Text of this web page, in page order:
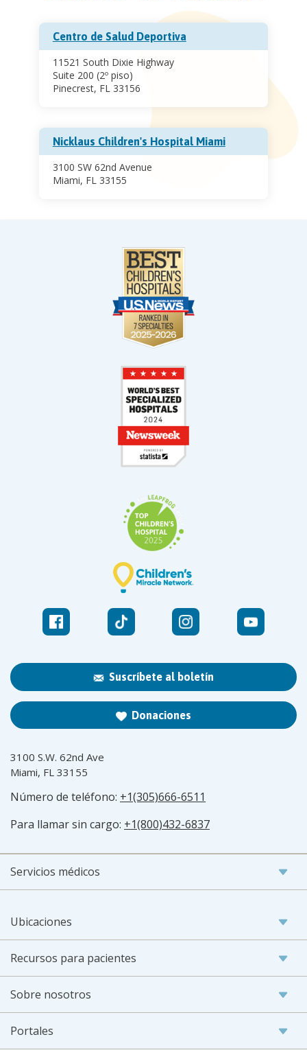
Centro de Salud Deportiva
11521 South Dixie Highway
Suite 200 (2º piso)
Pinecrest, FL 33156
Nicklaus Children's Hospital Miami
3100 SW 62nd Avenue
Miami, FL 33155
Suscríbete al boletín
Donaciones
3100 S.W. 62nd Ave
Miami, FL 33155
Número de teléfono: +1(305)666-6511
Para llamar sin cargo: +1(800)432-6837
Servicios médicos
Ubicaciones
Recursos para pacientes
Sobre nosotros
Portales